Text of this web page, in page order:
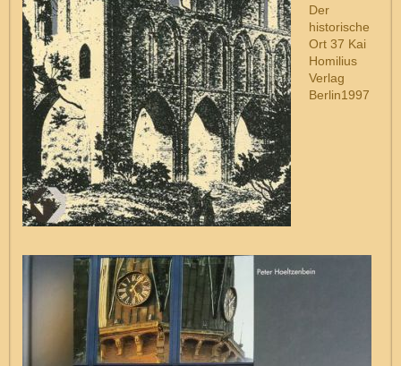
Der
historische
Ort 37 Kai
Homilius
Verlag
Berlin1997